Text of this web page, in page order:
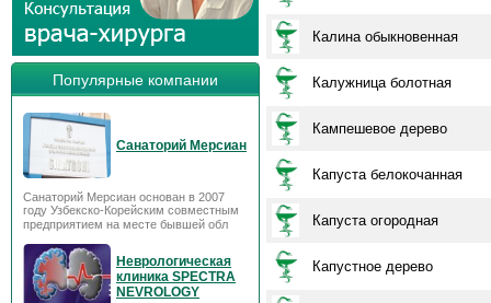
Популярные компании
Санаторий Мерсиан
Санаторий Мерсиан основан в 2007
году Узбекско-Корейским совместным
предприятием на месте бывшей обл
Неврологическая
клиника SPECTRA
NEVROLOGY
Калина обыкновенная
Калужница болотная
Кампешевое дерево
Капуста белокочанная
Капуста огородная
Капустное дерево